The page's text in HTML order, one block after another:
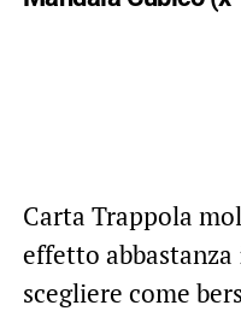
Carta Trappola
effetto abbastanza
scegliere come